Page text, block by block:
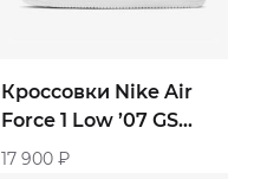
Кроссовки Nike Air
Force 1 Low ’07 GS
«White Black»
17 900 ₽